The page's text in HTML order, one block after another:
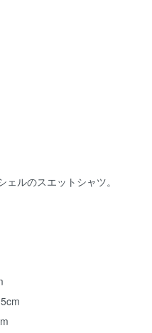
ルのスエットシャツ。